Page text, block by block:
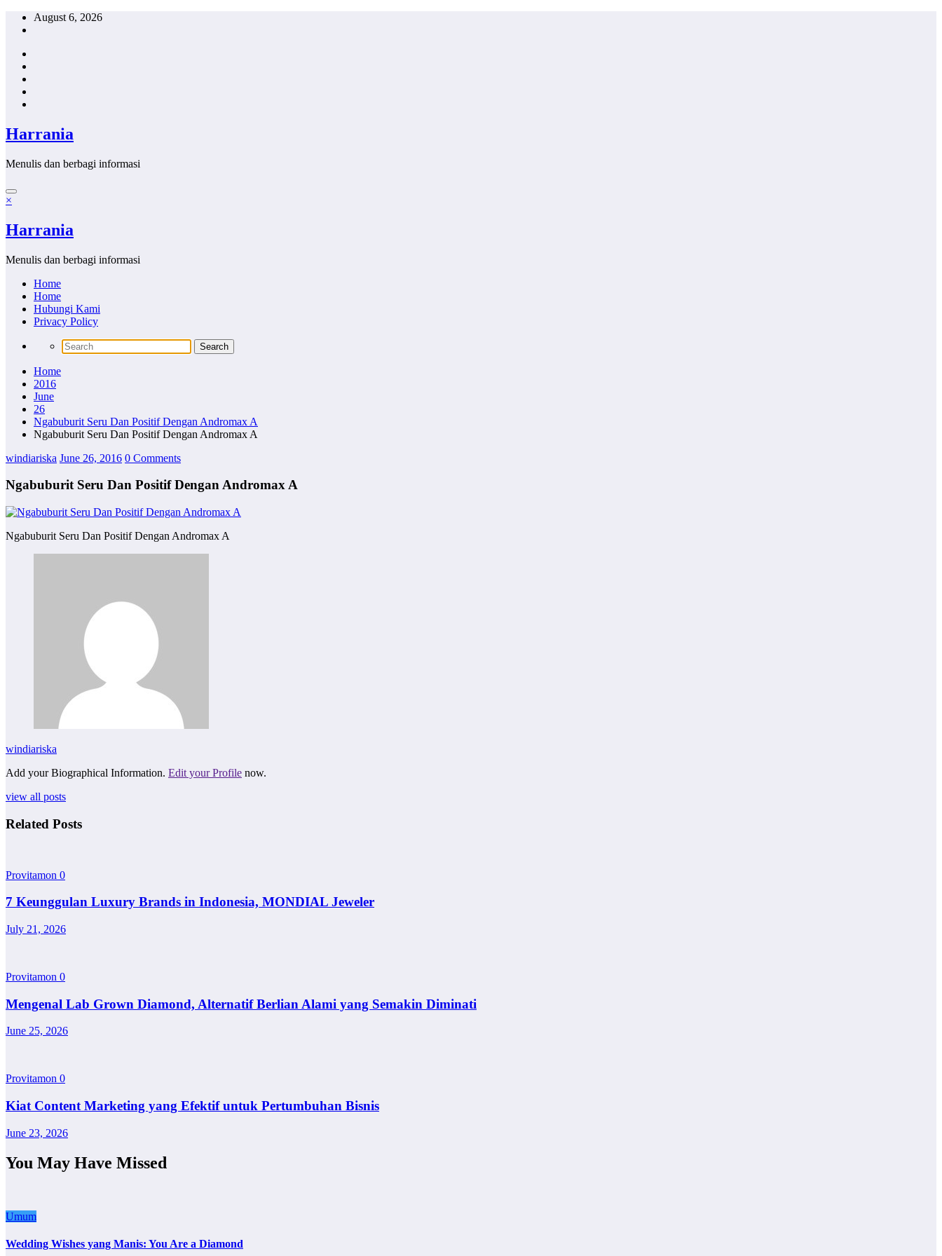
Skip
August 6, 2026
Harrania
Menulis dan berbagi informasi
×
Harrania
Menulis dan berbagi informasi
Home
Home
Hubungi Kami
Privacy Policy
Home
2016
June
26
Ngabuburit Seru Dan Positif Dengan Andromax A
Ngabuburit Seru Dan Positif Dengan Andromax A
windiariska June 26, 2016 0 Comments
Ngabuburit Seru Dan Positif Dengan Andromax A
Ngabuburit Seru Dan Positif Dengan Andromax A
windiariska
Add your Biographical Information. Edit your Profile now.
view all posts
Related Posts
Provitamon 0
7 Keunggulan Luxury Brands in Indonesia, MONDIAL Jeweler
July 21, 2026
Provitamon 0
Mengenal Lab Grown Diamond, Alternatif Berlian Alami yang Semakin Diminati
June 25, 2026
Provitamon 0
Kiat Content Marketing yang Efektif untuk Pertumbuhan Bisnis
June 23, 2026
You May Have Missed
Umum
Wedding Wishes yang Manis: You Are a Diamond